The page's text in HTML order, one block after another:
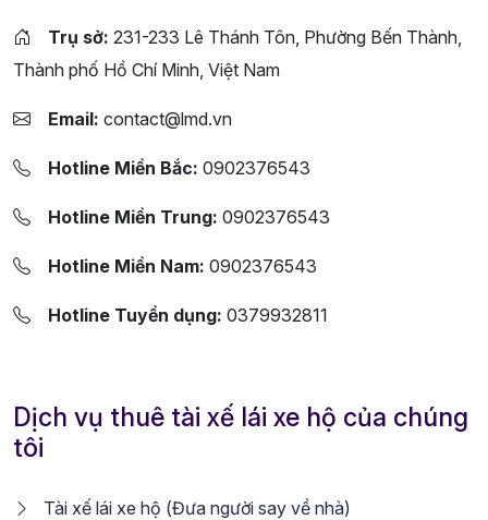
Trụ sở: 231-233 Lê Thánh Tôn, Phường Bến Thành,
Thành phố Hồ Chí Minh, Việt Nam
Email: contact@lmd.vn
Hotline Miền Bắc: 0902376543
Hotline Miền Trung: 0902376543
Hotline Miền Nam: 0902376543
Hotline Tuyển dụng: 0379932811
Dịch vụ thuê tài xế lái xe hộ của chúng
tôi
Tài xế lái xe hộ (Đưa người say về nhà)